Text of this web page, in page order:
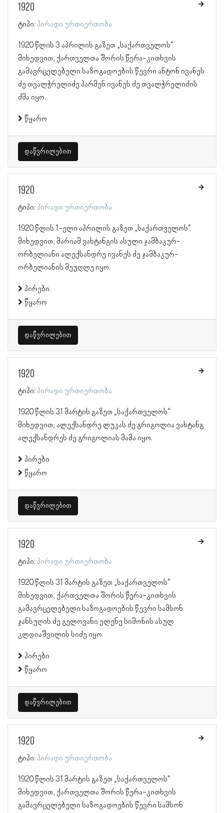
1920
ტიპი: პირადი ურთიერთობა
1920 წლის 3 აპრილის გაზეთ „საქართველოს“
მიხედვით, ქართველთა შორის წერა-კითხვის
გამავრცელებელი საზოგადოების წევრი ანტონ ივანეს
ძე თვალჭრელიძე პარმენ ივანეს ძე თვალჭრელიძის
ძმა იყო.
წყარო
დაწვრილებით
1920
ტიპი: პირადი ურთიერთობა
1920 წლის 1-ელი აპრილის გაზეთ „საქართველოს“
მიხედვით, მარიამ ვახტანგის ასული ჯამბაკურ-
ორბელიანი ალექსანდრე ივანეს ძე ჯამბაკურ-
ორბელიანის მეუღლე იყო.
პირები
წყარო
დაწვრილებით
1920
ტიპი: პირადი ურთიერთობა
1920 წლის 31 მარტის გაზეთ „საქართველოს“
მიხედვით, ალექსანდრე ლუკას ძე გრიგოლია ვახტანგ
ალექსანდრეს ძე გრიგოლიას მამა იყო.
პირები
წყარო
დაწვრილებით
1920
ტიპი: პირადი ურთიერთობა
1920 წლის 31 მარტის გაზეთ „საქართველოს“
მიხედვით, ქართველთა შორის წერა-კითხვის
გამავრცელებელი საზოგადოების წევრი სამსონ
ჯანსუღის ძე გელოვანი ელენე სიმონის ასულ
კლდიაშვილის სიძე იყო.
პირები
წყარო
დაწვრილებით
1920
ტიპი: პირადი ურთიერთობა
1920 წლის 31 მარტის გაზეთ „საქართველოს“
მიხედვით, ქართველთა შორის წერა-კითხვის
გამავრცელებელი საზოგადოების წევრი სამსონ